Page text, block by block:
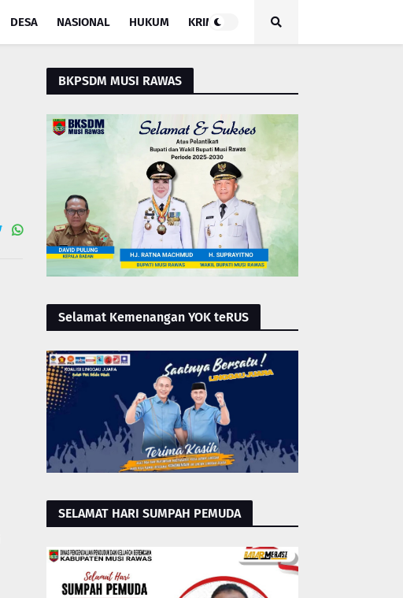
DESA NASIONAL HUKUM KRIMINAL
BKPSDM MUSI RAWAS
Selamat Kemenangan YOK teRUS
SELAMAT HARI SUMPAH PEMUDA